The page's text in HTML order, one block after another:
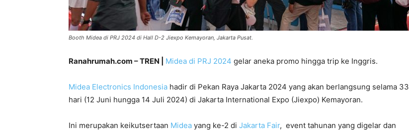
Booth Midea di PRJ 2024 di Hall D-2 Jiexpo Kemayoran, Jakarta Pusat.
Ranahrumah.com – TREN | Midea di PRJ 2024 gelar aneka promo hingga trip ke Inggris.
Midea Electronics Indonesia hadir di Pekan Raya Jakarta 2024 yang akan berlangsung selama 33
hari (12 Juni hungga 14 Juli 2024) di Jakarta International Expo (Jiexpo) Kemayoran.
Ini merupakan keikutsertaan Midea yang ke-2 di Jakarta Fair, event tahunan yang digelar dan